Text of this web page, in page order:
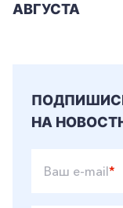
АВГУСТА
НА
Ваш e-mail*